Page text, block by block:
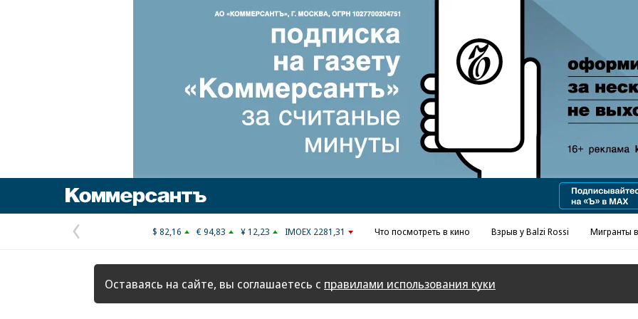
Предыдущая
страница
$ 82,16 € 94,83 ¥ 12,23 IMOEX 2281,31 Что посмотреть в кино Взрыв у Balzi Rossi Мигранты
Оставаясь на сайте, вы соглашаетесь с правилами использования куки